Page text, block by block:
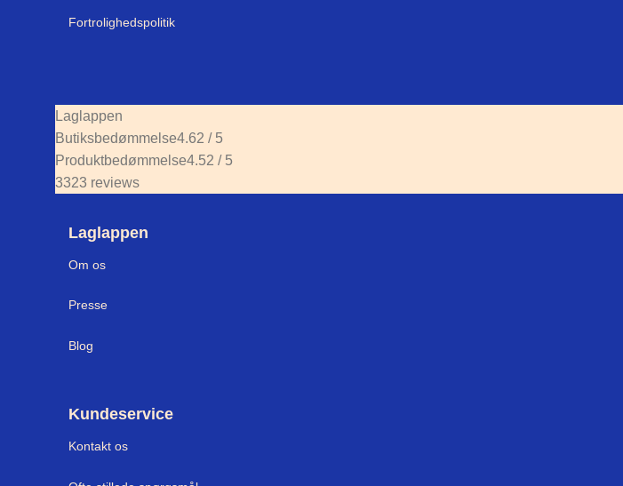
Fortrolighedspolitik
Laglappen
Butiksbedømmelse4.62 / 5
Produktbedømmelse4.52 / 5
3323 reviews
Laglappen
Om os
Presse
Blog
Kundeservice
Kontakt os